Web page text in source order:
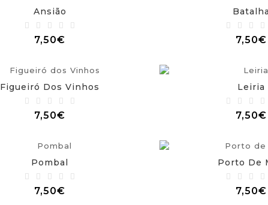
Ansião
7,50€
Batalha
7,50€
Figueiró Dos Vinhos
7,50€
Leiria
7,50€
Pombal
7,50€
Porto De
7,50€